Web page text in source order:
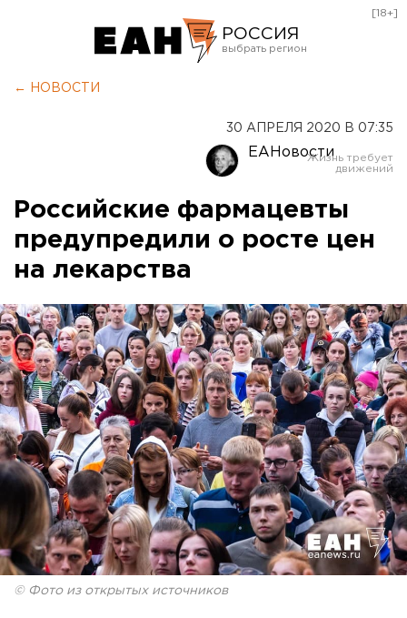
РОССИЯ
Оренбург
[18+]
← НОВОСТИ
30 АПРЕЛЯ 2020 В 07:35
ЕАНовости
Российские фармацевты
предупредили о росте цен
на лекарства
© Фото из открытых источников